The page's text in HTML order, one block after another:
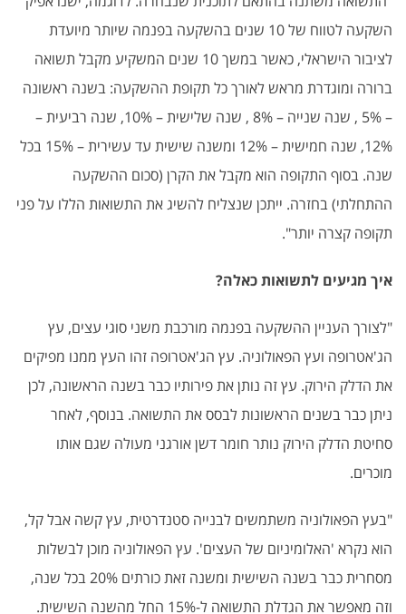
השקעה לטווח של 10 שנים בהשקעה בפנמה שיותר מיועדת
לציבור הישראלי, כאשר במשך 10 שנים המשקיע מקבל תשואה
ברורה ומוגדרת מראש לאורך כל תקופת ההשקעה: בשנה ראשונה
– 5% , שנה שנייה – 8% , שנה שלישית – 10%, שנה רביעית –
12%, שנה חמישית – 12% ומשנה שישית עד עשירית – 15% בכל
שנה. בסוף התקופה הוא מקבל את הקרן (סכום ההשקעה
ההתחלתי) בחזרה. ייתכן שנצליח להשיג את התשואות הללו על פני
תקופה קצרה יותר".
איך מגיעים לתשואות כאלה?
"לצורך העניין ההשקעה בפנמה מורכבת משני סוגי עצים, עץ
הג'אטרופה ועץ הפאולוניה. עץ הג'אטרופה זהו העץ ממנו מפיקים
את הדלק הירוק. עץ זה נותן את פירותיו כבר בשנה הראשונה, לכן
ניתן כבר בשנים הראשונות לבסס את התשואה. בנוסף, לאחר
סחיטת הדלק הירוק נותר חומר דשן אורגני מעולה שגם אותו
מוכרים.
"בעץ הפאולוניה משתמשים לבנייה סטנדרטית, עץ קשה אבל קל,
הוא נקרא 'האלומיניום של העצים'. עץ הפאולוניה מוכן לבשלות
מסחרית כבר בשנה השישית ומשנה זאת כורתים 20% בכל שנה,
וזה מאפשר את הגדלת התשואה ל-15% החל מהשנה השישית.